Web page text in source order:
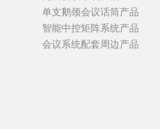
单支鹅颈会议话筒产品
智能中控矩阵系统产品
会议系统配套周边产品